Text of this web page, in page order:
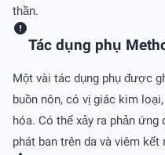
thần.
Tác dụng phụ
Một vài tác dụng phụ được
buồn nôn, có vị giác kim
hóa. Có thể xảy ra phản ứng
phát ban trên da và viêm